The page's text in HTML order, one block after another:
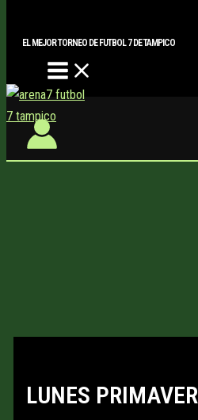
EL MEJOR TORNEO DE FUTBOL 7 DE TAMPICO
LUNES